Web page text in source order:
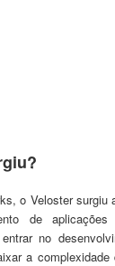
o Veloster surgiu
de aplica
no
a complexidade